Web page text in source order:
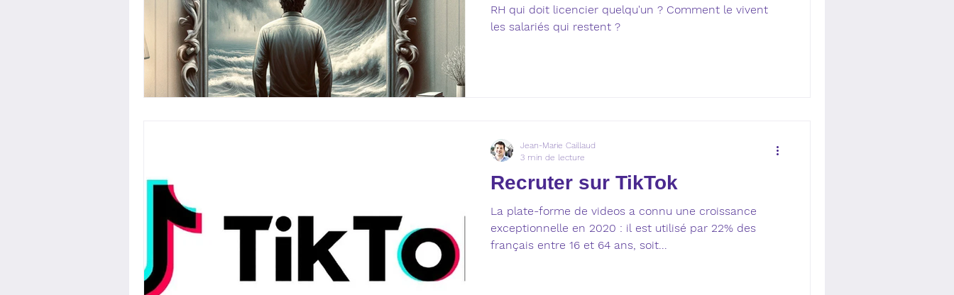
RH qui doit licencier quelqu'un ? Comment le vivent
les salariés qui restent ?
Recruter sur TikTok
La plate-forme de videos a connu une croissance
exceptionnelle en 2020 : il est utilisé par 22% des
français entre 16 et 64 ans, soit...
Jean-Marie Caillaud
3 min de lecture